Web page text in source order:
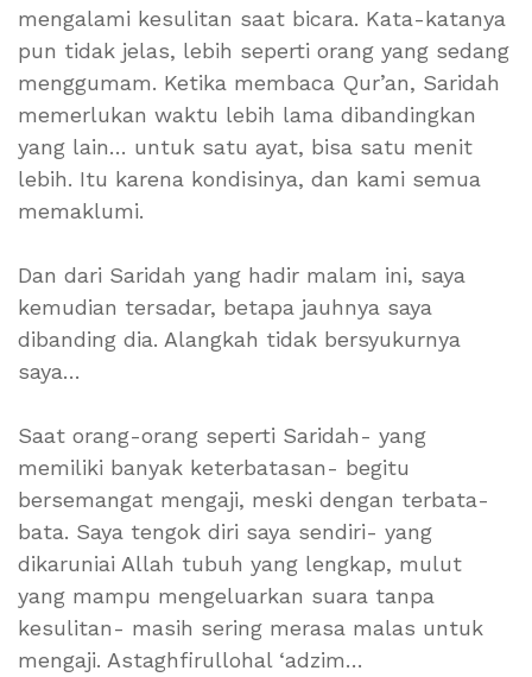
mengalami kesulitan saat bicara. Kata-katanya
pun tidak jelas, lebih seperti orang yang sedang
menggumam. Ketika membaca Qur’an, Saridah
memerlukan waktu lebih lama dibandingkan
yang lain… untuk satu ayat, bisa satu menit
lebih. Itu karena kondisinya, dan kami semua
memaklumi.
Dan dari Saridah yang hadir malam ini, saya
kemudian tersadar, betapa jauhnya saya
dibanding dia. Alangkah tidak bersyukurnya
saya…
Saat orang-orang seperti Saridah- yang
memiliki banyak keterbatasan- begitu
bersemangat mengaji, meski dengan terbata-
bata. Saya tengok diri saya sendiri- yang
dikaruniai Allah tubuh yang lengkap, mulut
yang mampu mengeluarkan suara tanpa
kesulitan- masih sering merasa malas untuk
mengaji. Astaghfirullohal ‘adzim…